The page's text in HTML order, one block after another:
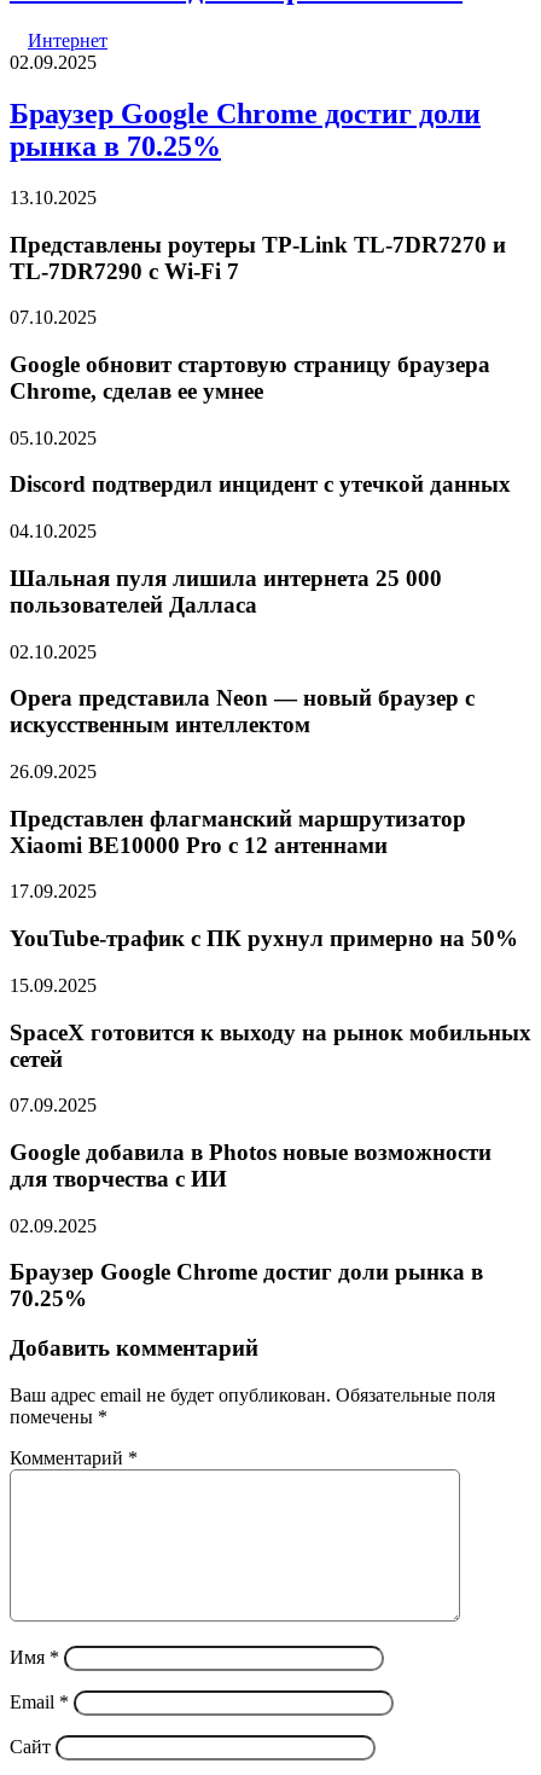
Интернет
02.09.2025
Браузер Google Chrome достиг доли
рынка в 70.25%
13.10.2025
Представлены роутеры TP-Link TL-7DR7270 и
TL-7DR7290 с Wi-Fi 7
07.10.2025
Google обновит стартовую страницу браузера
Chrome, сделав ее умнее
05.10.2025
Discord подтвердил инцидент с утечкой данных
04.10.2025
Шальная пуля лишила интернета 25 000
пользователей Далласа
02.10.2025
Opera представила Neon — новый браузер с
искусственным интеллектом
26.09.2025
Представлен флагманский маршрутизатор
Xiaomi BE10000 Pro с 12 антеннами
17.09.2025
YouTube-трафик с ПК рухнул примерно на 50%
15.09.2025
SpaceX готовится к выходу на рынок мобильных
сетей
07.09.2025
Google добавила в Photos новые возможности
для творчества с ИИ
02.09.2025
Браузер Google Chrome достиг доли рынка в
70.25%
Добавить комментарий
Ваш адрес email не будет опубликован. Обязательные поля
помечены *
Комментарий *
Имя *
Email *
Сайт